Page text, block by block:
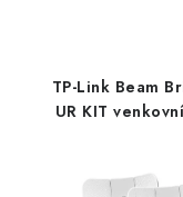
TP-Link Beam
UR KIT